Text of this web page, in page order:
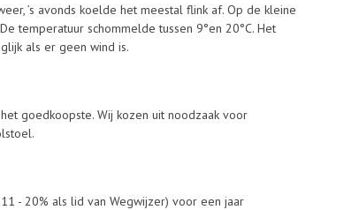
’s avonds koelde het meestal flink af. Op de kleine
temperatuur schommelde tussen 9°en 20°C. Het
als er geen wind is.
goedkoopste. Wij kozen uit noodzaak voor
- 20% als lid van Wegwijzer) voor een jaar